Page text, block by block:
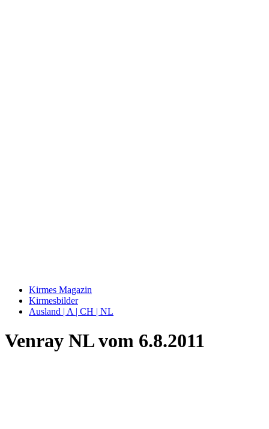
Kirmes Magazin
Kirmesbilder
Ausland | A | CH | NL
Venray NL vom 6.8.2011